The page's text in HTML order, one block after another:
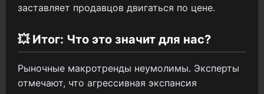
заставляет продавцов двигаться по цене.
💥 Итог: Что это значит для нас?
Рыночные макротренды неумолимы. Эксперты
отмечают, что агрессивная экспансия